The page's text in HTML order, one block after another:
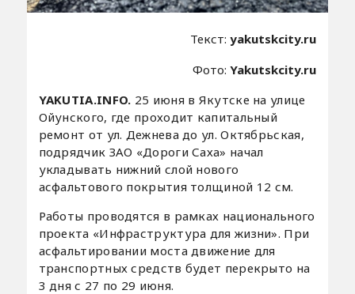
Текст:yakutskcity.ru
Фото:Yakutskcity.ru
YAKUTIA.INFO. 25 июня в Якутске на улице
Ойунского, где проходит капитальный
ремонт от ул. Дежнева до ул. Октябрьская,
подрядчик ЗАО «Дороги Саха» начал
укладывать нижний слой нового
асфальтового покрытия толщиной 12 см.
Работы проводятся в рамках национального
проекта «Инфраструктура для жизни». При
асфальтировании моста движение для
транспортных средств будет перекрыто на
3 дня с 27 по 29 июня.